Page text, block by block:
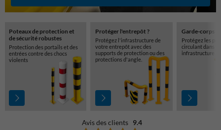
Poteaux de protection et
de sécurité robustes
Protection des portails et des
entrées contre des chocs
violents
Protéger l'entrepôt ?
Protégez l'infrastructure de
votre entrepôt avec des
supports de protection ou des
protections d'angle.
Garde-corps
Protégez les
circulant dans
infrastructure
Avis des clients 9.4